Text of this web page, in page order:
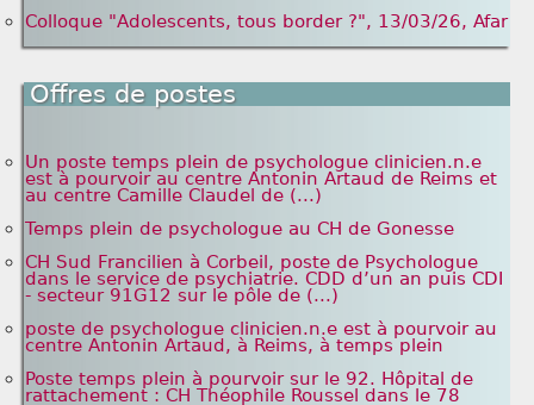
Colloque "Adolescents, tous border ?", 13/03/26, Afar
Offres de postes
Un poste temps plein de psychologue clinicien.n.e
est à pourvoir au centre Antonin Artaud de Reims et
au centre Camille Claudel de (...)
Temps plein de psychologue au CH de Gonesse
CH Sud Francilien à Corbeil, poste de Psychologue
dans le service de psychiatrie. CDD d’un an puis CDI
- secteur 91G12 sur le pôle de (...)
poste de psychologue clinicien.n.e est à pourvoir au
centre Antonin Artaud, à Reims, à temps plein
Poste temps plein à pourvoir sur le 92. Hôpital de
rattachement : CH Théophile Roussel dans le 78